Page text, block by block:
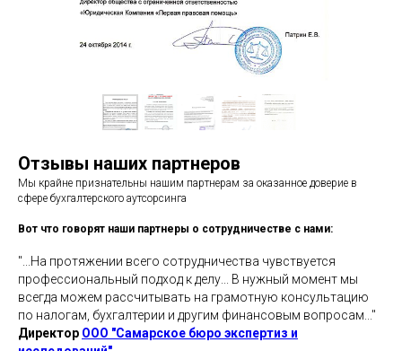
Отзывы наших партнеров
Мы крайне признательны нашим партнерам за оказанное доверие в
сфере бухгалтерского аутсорсинга
Вот что говорят наши партнеры о сотрудничестве с нами:
"...На протяжении всего сотрудничества чувствуется
профессиональный подход к делу... В нужный момент мы
всегда можем рассчитывать на грамотную консультацию
по налогам, бухгалтерии и другим финансовым вопросам..."
Директор ООО "Самарское бюро экспертиз и